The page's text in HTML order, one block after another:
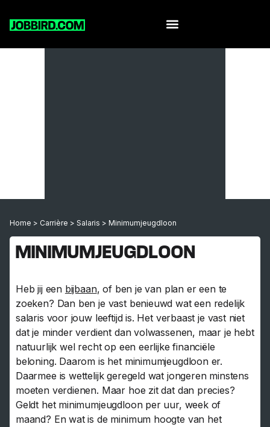
Home > Carrière > Salaris > Minimumjeugdloon
MINIMUMJEUGDLOON
Heb jij een bijbaan, of ben je van plan er een te
zoeken? Dan ben je vast benieuwd wat een redelijk
salaris voor jouw leeftijd is. Het verbaast je vast niet
dat je minder verdient dan volwassenen, maar je hebt
natuurlijk wel recht op een eerlijke financiële
beloning. Daarom is het minimumjeugdloon er.
Daarmee is wettelijk geregeld wat jongeren minstens
moeten verdienen. Maar hoe zit dat dan precies?
Geldt het minimumjeugdloon per uur, week of
maand? En wat is de minimum hoogte van het